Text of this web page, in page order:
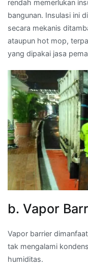
rendah memerlukan
bangunan. Insulasi ini
secara mekanis
ataupun hot mop,
yang dipakai jasa
b. Vapor
Vapor barrier
tak mengalami
humiditas.